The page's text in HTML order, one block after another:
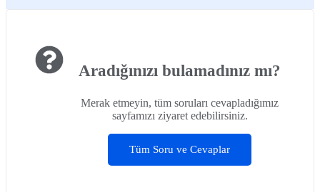
Aradığınızı bulamadınız mı?
Merak etmeyin, tüm soruları cevapladığımız
sayfamızı ziyaret edebilirsiniz.
Tüm Soru ve Cevaplar